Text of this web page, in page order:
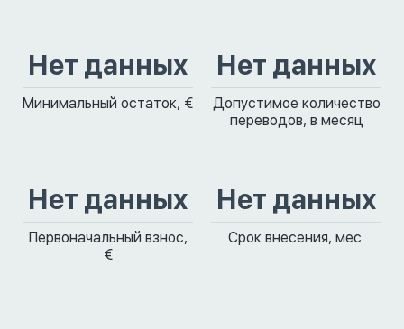
Нет данных
Минимальный остаток, €
Нет данных
Допустимое количество
переводов, в месяц
Нет данных
Первоначальный взнос,
€
Нет данных
Срок внесения, мес.